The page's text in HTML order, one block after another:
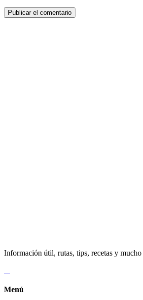
Información útil, rutas, tips, recetas y
Menú